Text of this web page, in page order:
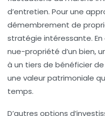
d’entretien. Pour une
démembrement de
stratégie intéressante.
nue-propriété d’un bien,
à un tiers de bénéficier
une valeur patrimoniale
temps.
D’autres options